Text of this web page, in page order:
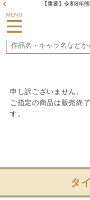
【重要】令和8年
MENU
申し訳ございません。
ご指定の商品は販売終
す。
タ